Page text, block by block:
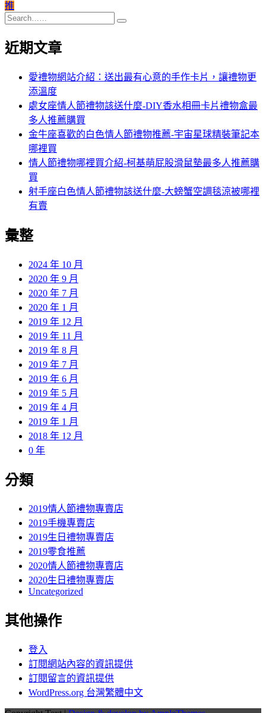
推
近期文章
愛禮物網站介紹：送出最有心意的手作卡片，讓禮物更
添溫度
處女座情人節禮物該送什麼-DIY香水相冊卡片禮物盒最
多人推薦購買
金牛座喜歡的白色情人節禮物推薦-宇宙星球精裝筆記本
哪裡買
情人節禮物哪裡買介紹-柯基萌屁股滑鼠墊最多人推薦購
買
射手座白色情人節禮物該送什麼-大螃蟹空調毯涼被哪裡
有賣
彙整
2024 年 10 月
2020 年 9 月
2020 年 7 月
2020 年 1 月
2019 年 12 月
2019 年 11 月
2019 年 8 月
2019 年 7 月
2019 年 6 月
2019 年 5 月
2019 年 4 月
2019 年 1 月
2018 年 12 月
0 年
分類
2019情人節禮物專賣店
2019手機專賣店
2019生日禮物專賣店
2019零食推薦
2020情人節禮物專賣店
2020生日禮物專賣店
Uncategorized
其他操作
登入
訂閱網站內容的資訊提供
訂閱留言的資訊提供
WordPress.org 台灣繁體中文